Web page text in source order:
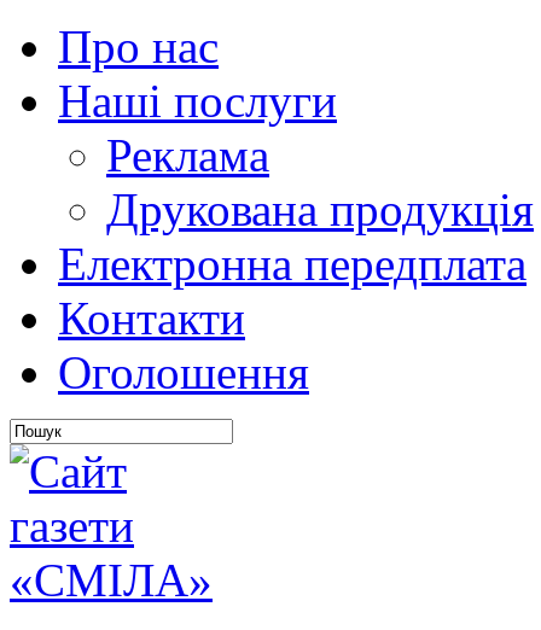
Про нас
Наші послуги
Реклама
Друкована продукція
Електронна передплата
Контакти
Оголошення